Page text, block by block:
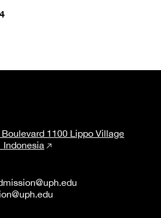
1100 Lippo Village
Indonesia